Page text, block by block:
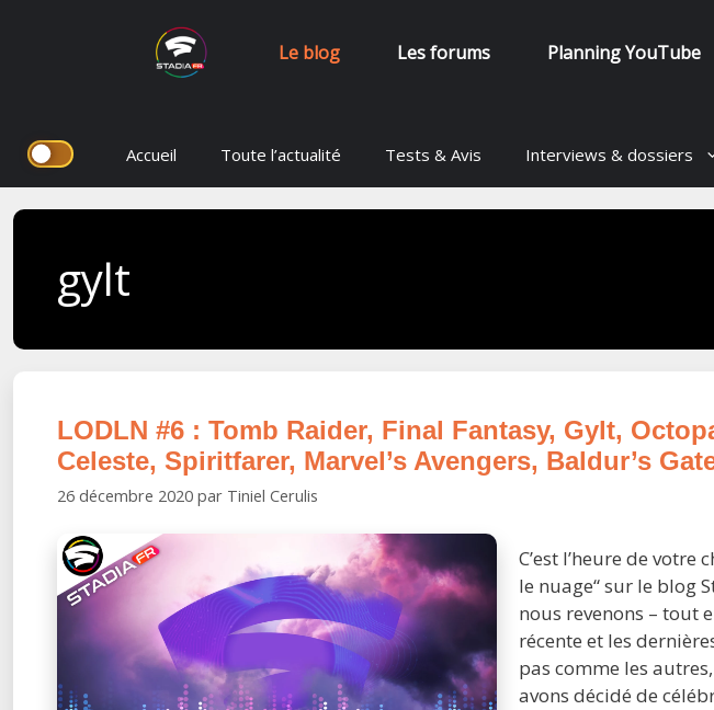
Le blog Les forums Planning YouTube
Aller
contenu
Accueil Toute l’actualité Tests & Avis Interviews & dossiers
gylt
LODLN #6 : Tomb Raider, Final Fantasy, Gylt,
Celeste, Spiritfarer, Marvel’s Avengers, Baldur’s
26 décembre 2020 par Tiniel Cerulis
C’est l’heure de
le nuage“ sur le blog
nous revenons – tout
récente et les
pas comme les
avons décidé de